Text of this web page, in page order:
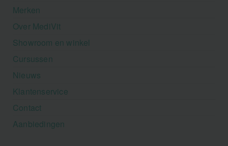
Merken
Over MediVit
Showroom en winkel
Cursussen
Nieuws
Klantenservice
Contact
Aanbiedingen